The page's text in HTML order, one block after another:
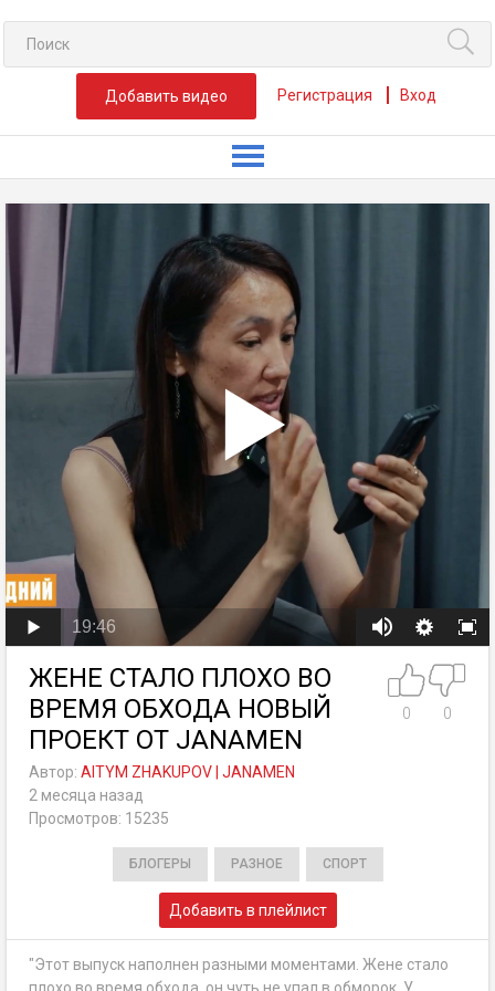
Добавить видео Регистрация Вход
19:46
ЖЕНЕ СТАЛО ПЛОХО ВО
ВРЕМЯ ОБХОДА НОВЫЙ
ПРОЕКТ ОТ JANAMEN
0 0
Автор: AITYM ZHAKUPOV | JANAMEN
2 месяца назад
Просмотров: 15235
БЛОГЕРЫ РАЗНОЕ СПОРТ
Добавить в плейлист
"Этот выпуск наполнен разными моментами. Жене стало